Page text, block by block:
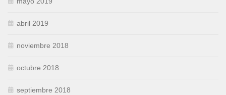
abril 2019
noviembre 2018
octubre 2018
septiembre 2018